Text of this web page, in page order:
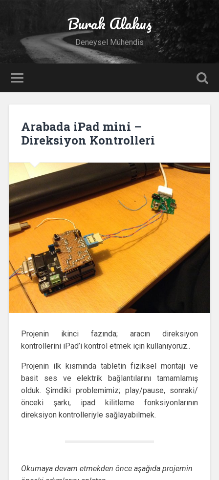
Burak Alakuş
Deneysel Mühendis
Arabada iPad mini –
Direksiyon Kontrolleri
Projenin ikinci fazında; aracın direksiyon
kontrollerini iPad’i kontrol etmek için kullanıyoruz..
Projenin ilk kısmında tabletin fiziksel montajı ve
basit ses ve elektrik bağlantılarını tamamlamış
olduk. Şimdiki problemimiz; play/pause, sonraki/
önceki şarkı, ipad kilitleme fonksiyonlarının
direksiyon kontrolleriyle sağlayabilmek.
Okumaya devam etmekden önce aşağıda projemin